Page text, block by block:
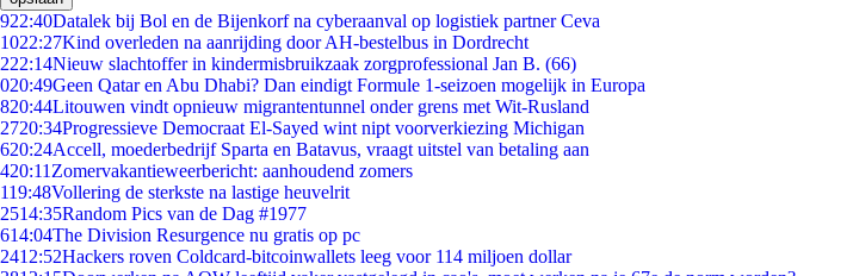
922:40Datalek bij Bol en de Bijenkorf na cyberaanval op logistiek partner Ceva
1022:27Kind overleden na aanrijding door AH-bestelbus in Dordrecht
222:14Nieuw slachtoffer in kindermisbruikzaak zorgprofessional Jan B. (66)
020:49Geen Qatar en Abu Dhabi? Dan eindigt Formule 1-seizoen mogelijk in Europa
820:44Litouwen vindt opnieuw migrantentunnel onder grens met Wit-Rusland
2720:34Progressieve Democraat El-Sayed wint nipt voorverkiezing Michigan
620:24Accell, moederbedrijf Sparta en Batavus, vraagt uitstel van betaling aan
420:11 Zomervakantieweerbericht: aanhoudend zomers
119:48Vollering de sterkste na lastige heuvelrit
2514:35Random Pics van de Dag #1977
614:04The Division Resurgence nu gratis op pc
2412:52Hackers roven Coldcard-bitcoinwallets leeg voor 114 miljoen dollar